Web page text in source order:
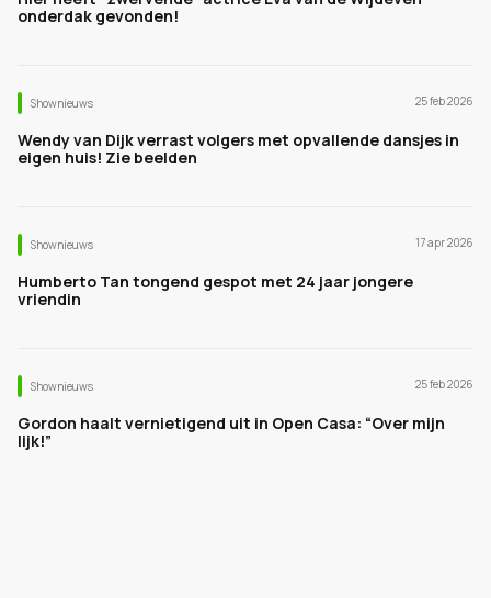
onderdak gevonden!
Shownieuws 25 feb 2026
Wendy van Dijk verrast volgers met opvallende dansjes in
eigen huis! Zie beelden
Shownieuws 17 apr 2026
Humberto Tan tongend gespot met 24 jaar jongere
vriendin
Shownieuws 25 feb 2026
Gordon haalt vernietigend uit in Open Casa: “Over mijn
lijk!”